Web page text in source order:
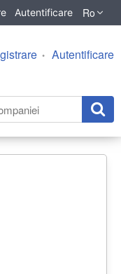
Autentificare Ro
Autentificare